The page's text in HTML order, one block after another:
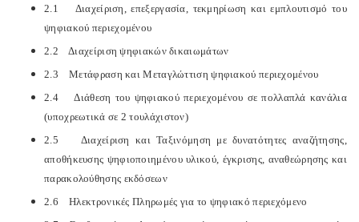
2.1 Διαχείριση, επεξεργασία, τεκμηρίωση και εμπλουτισμό του
ψηφιακού περιεχομένου
2.2 Διαχείριση ψηφιακών δικαιωμάτων
2.3 Μετάφραση και Μεταγλώττιση ψηφιακού περιεχομένου
2.4 Διάθεση του ψηφιακού περιεχομένου σε πολλαπλά κανάλια
(υποχρεωτικά σε 2 τουλάχιστον)
2.5 Διαχείριση και Ταξινόμηση με δυνατότητες αναζήτησης,
αποθήκευσης ψηφιοποιημένου υλικού, έγκρισης, αναθεώρησης και
παρακολούθησης εκδόσεων
2.6 Ηλεκτρονικές Πληρωμές για το ψηφιακό περιεχόμενο